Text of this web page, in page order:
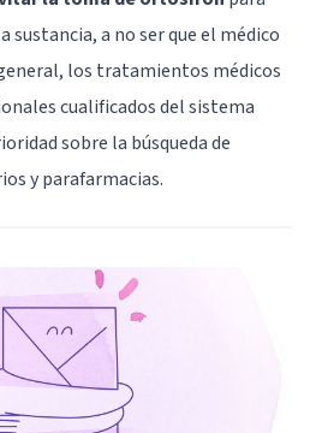
sustancia, a no ser que el médico
los tratamientos médicos
cualificados del sistema
sobre la búsqueda de
y parafarmacias.